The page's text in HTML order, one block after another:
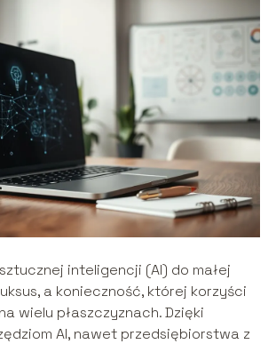
inteligencji (AI) do małej
a konieczność, której korzyści
wielu płaszczyznach. Dzięki
AI, nawet przedsiębiorstwa z